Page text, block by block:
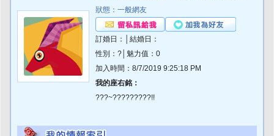
狀態：一般網友
訂婚日：│結婚日：
性別：?│魅力值：0
加入時間：8/7/2019 9:25:18 PM
我的座右銘：
???~?????????!!